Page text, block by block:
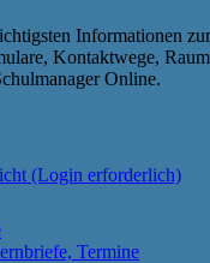
Informationen
Kontaktwege,
Online.
(Login erforderlich)
Termine